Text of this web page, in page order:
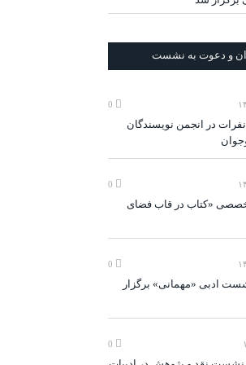
و دعوت به نشست
در انجمن نویسندگان
«کتاب در قاب فضای
ادبی «مهمانی» برگزار